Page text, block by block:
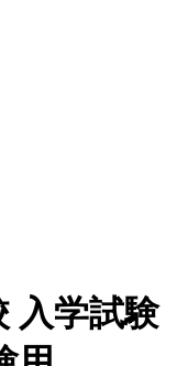
入学試験